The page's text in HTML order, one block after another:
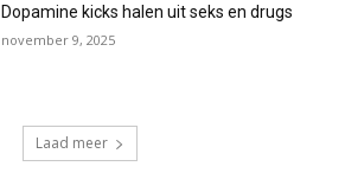
Dopamine kicks halen uit seks en drugs
november 9, 2025
Laad meer